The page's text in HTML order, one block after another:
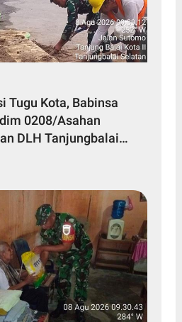
Tugu Kota, Babinsa
0208/Asahan
DLH Tanjungbalai